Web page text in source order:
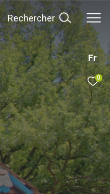
Fr
0
rechercher